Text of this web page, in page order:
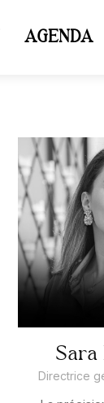
AGENDA
Sara
Directrice